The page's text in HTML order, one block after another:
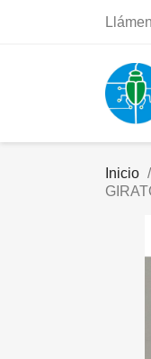
Inicio